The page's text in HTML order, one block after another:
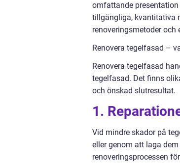
omfattande
tillgängliga, kvantitativa
renoveringsmetoder och
Renovera tegelfasad –
Renovera tegelfasad
tegelfasad. Det finns
och önskad slutresultat.
1.
Vid mindre skador på
eller genom att laga
renoveringsprocessen